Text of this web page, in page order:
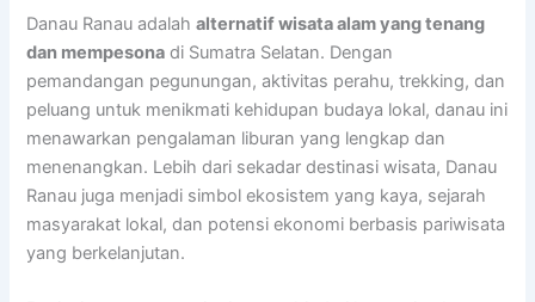
Danau Ranau adalahalternatif wisata alam yang tenang
dan mempesona di Sumatra Selatan. Dengan
pemandangan pegunungan, aktivitas perahu, trekking, dan
peluang untuk menikmati kehidupan budaya lokal, danau ini
menawarkan pengalaman liburan yang lengkap dan
menenangkan. Lebih dari sekadar destinasi wisata, Danau
Ranau juga menjadi simbol ekosistem yang kaya, sejarah
masyarakat lokal, dan potensi ekonomi berbasis pariwisata
yang berkelanjutan.